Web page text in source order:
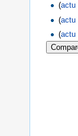
(actu
(actu
(actu